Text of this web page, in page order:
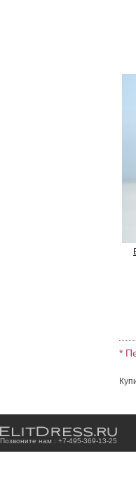
*
Позвоните нам : +7-495-369-13-25